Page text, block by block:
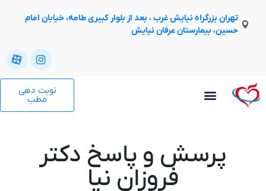
تهران بزرگراه نیایش غرب ، بعد از بلوار کبیری طامه، خیابان امام
حسین، بیمارستان عرفان نیایش
نوبت دهی
پرسش و پاسخ دکتر
فروزان نیا